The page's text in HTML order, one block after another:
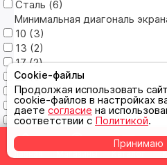
Сталь (6)
Минимальная диагональ
10 (3)
13 (2)
17 (2)
22 (3)
23 (3)
26 (2)
32 (7)
34 (1)
37 (2)
Cookie-файлы
Продолжая использовать
cookie-файлов в настройках
даете согласие на
соответствии с Политикой.
Принимаю
Главная Магазины Каталог